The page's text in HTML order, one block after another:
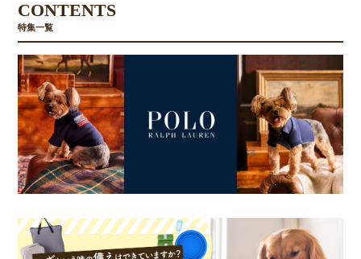
CONTENTS
特集一覧